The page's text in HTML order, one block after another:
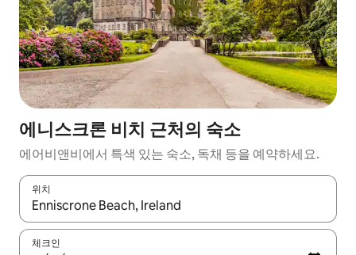
에니스크론 비치 근처의 숙소
에어비앤비에서 특색 있는 숙소, 독채 등을 예약하세요.
위치
결과가 나오면 위·아래 화살표 키를 사용하거나 터치 또는 스와이
체크인